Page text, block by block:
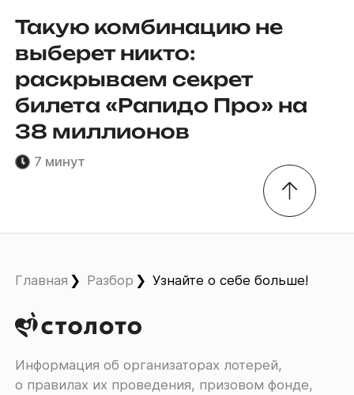
Такую комбинацию не
выберет никто:
раскрываем секрет
билета «Рапидо Про» на
38 миллионов
7 минут
Главная Разбор Узнайте о себе больше!
Информация об организаторах лотерей,
о правилах их проведения, призовом фонде,